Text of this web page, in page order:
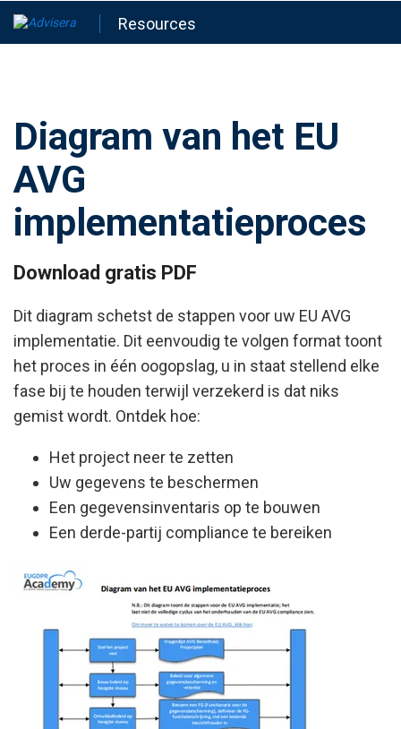
Resources
Diagram van het EU
AVG
implementatieproces
Download gratis PDF
Dit diagram schetst de stappen voor uw EU AVG
implementatie. Dit eenvoudig te volgen format toont
het proces in één oogopslag, u in staat stellend elke
fase bij te houden terwijl verzekerd is dat niks
gemist wordt. Ontdek hoe:
Het project neer te zetten
Uw gegevens te beschermen
Een gegevensinventaris op te bouwen
Een derde-partij compliance te bereiken